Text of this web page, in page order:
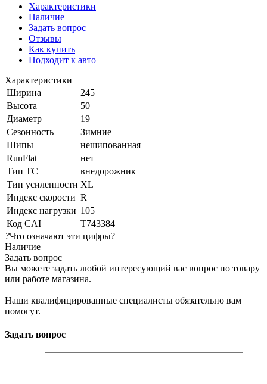
Характеристики
Наличие
Задать вопрос
Отзывы
Как купить
Подходит к авто
Характеристики
Ширина
245
Высота
50
Диаметр
19
Сезонность
Зимние
Шипы
нешипованная
RunFlat
нет
Тип ТС
внедорожник
Тип усиленности XL
Индекс скорости R
Индекс нагрузки 105
Код CAI
T743384
?Что означают эти цифры?
Наличие
Задать вопрос
Вы можете задать любой интересующий вас вопрос по товару
или работе магазина.
Наши квалифицированные специалисты обязательно вам
помогут.
Задать вопрос